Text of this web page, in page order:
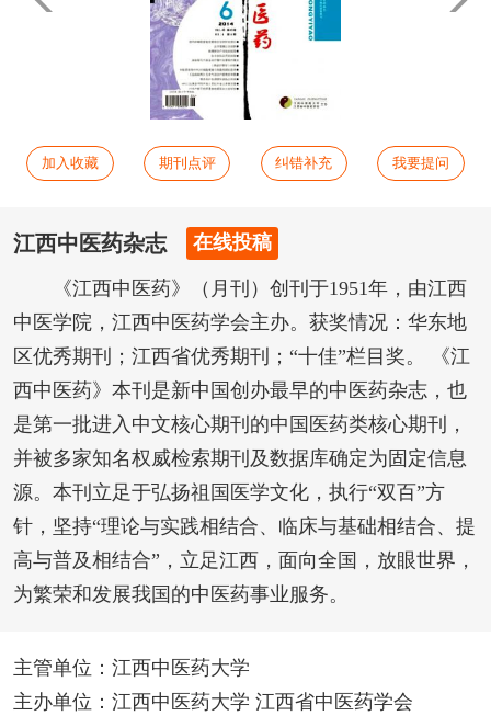
加入收藏 期刊点评 纠错补充 我要提问
江西中医药杂志 在线投稿
《江西中医药》（月刊）创刊于1951年，由江西
中医学院，江西中医药学会主办。获奖情况：华东地
区优秀期刊；江西省优秀期刊；“十佳”栏目奖。 《江
西中医药》本刊是新中国创办最早的中医药杂志，也
是第一批进入中文核心期刊的中国医药类核心期刊，
并被多家知名权威检索期刊及数据库确定为固定信息
源。本刊立足于弘扬祖国医学文化，执行“双百”方
针，坚持“理论与实践相结合、临床与基础相结合、提
高与普及相结合”，立足江西，面向全国，放眼世界，
为繁荣和发展我国的中医药事业服务。
主管单位：江西中医药大学
主办单位：江西中医药大学 江西省中医药学会